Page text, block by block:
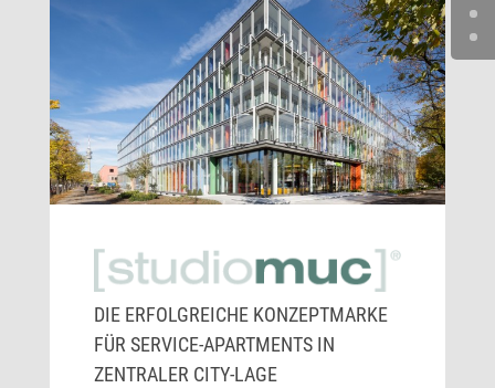
DIE ERFOLGREICHE KONZEPTMARKE
FÜR SERVICE-APARTMENTS IN
ZENTRALER CITY-LAGE